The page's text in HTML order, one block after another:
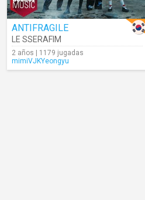
ANTIFRAGILE
LE SSERAFIM
2 años | 1179 jugadas
mimiVJKYeongyu